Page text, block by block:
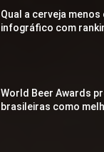
Qual a cerveja
infográfico com
World Beer Awards
brasileiras como